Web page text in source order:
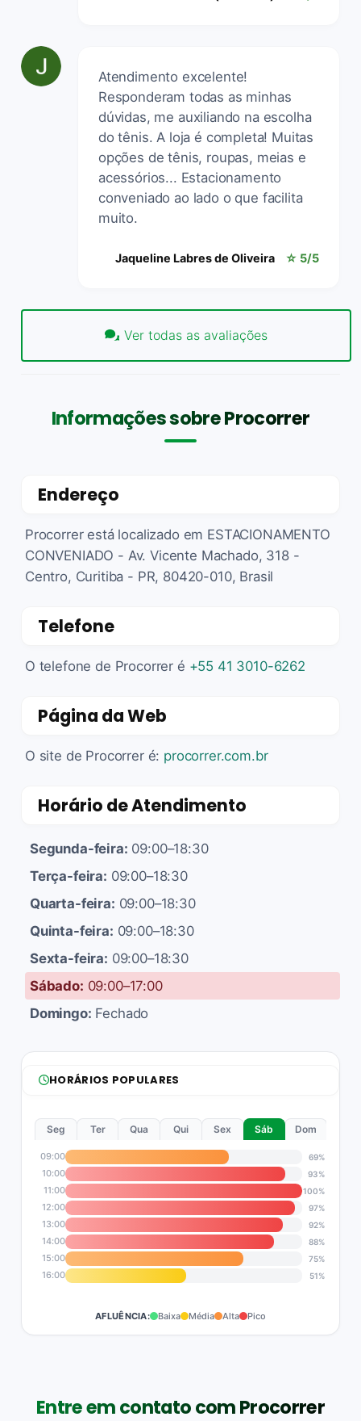
Atendimento excelente!
Responderam todas as minhas
dúvidas, me auxiliando na escolha
do tênis. A loja é completa! Muitas
opções de tênis, roupas, meias e
acessórios... Estacionamento
conveniado ao lado o que facilita
muito.
Jaqueline Labres de Oliveira ☆ 5/5
Ver todas as avaliações
Informações sobre Procorrer
Endereço
Procorrer está localizado em ESTACIONAMENTO
CONVENIADO - Av. Vicente Machado, 318 -
Centro, Curitiba - PR, 80420-010, Brasil
Telefone
O telefone de Procorrer é +55 41 3010-6262
Página da Web
O site de Procorrer é: procorrer.com.br
Horário de Atendimento
Segunda-feira: 09:00–18:30
Terça-feira: 09:00–18:30
Quarta-feira: 09:00–18:30
Quinta-feira: 09:00–18:30
Sexta-feira: 09:00–18:30
Sábado: 09:00–17:00
Domingo: Fechado
HORÁRIOS POPULARES
Seg Ter Qua Qui Sex Sáb Dom
09:00 69%
10:00 93%
11:00 100%
12:00 97%
13:00 92%
14:00 88%
15:00 75%
16:00 51%
AFLUÊNCIA: Baixa Média Alta Pico
Entre em contato com Procorrer